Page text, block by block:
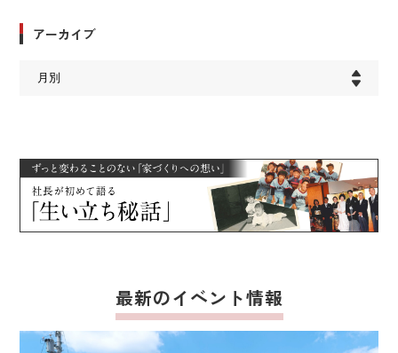
アーカイブ
最新のイベント情報